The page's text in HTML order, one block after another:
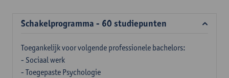
Schakelprogramma - 60 studiepunten
Toegankelijk voor volgende professionele bachelors:
- Sociaal werk
- Toegepaste Psychologie